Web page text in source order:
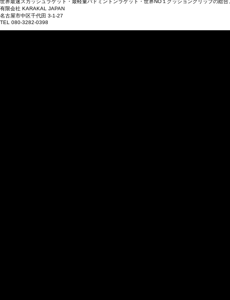
世界最速スカッシュラケット・最軽量バドミントンラケット・世界NO１クッショングリップの総
有限会社 KARAKAL JAPAN
名古屋市中区千代田 3-1-27
TEL 080-3282-0398